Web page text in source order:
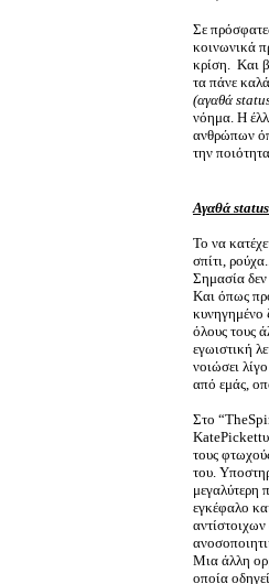
Σε
κοινωνικά
κρίση. Και
τα πάνε
(αγαθά
νόημα. Η
ανθρώπων
την
Αγαθά
Το να
σπίτι,
Σημασία δεν
Και όπως
κυνηγημένο
όλους τους
εγωιστική
νοιώσει
από εμάς,
Στο
τους
του.
μεγαλύτερη
εγκέφαλο
Μια άλλη
οποία